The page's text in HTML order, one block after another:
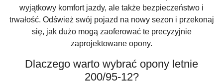
wyjątkowy komfort jazdy, ale także bezpieczeństwo i
trwałość. Odśwież swój pojazd na nowy sezon i przekonaj
się, jak dużo mogą zaoferować te precyzyjnie
zaprojektowane opony.
Dlaczego warto wybrać opony letnie
200/95-12?